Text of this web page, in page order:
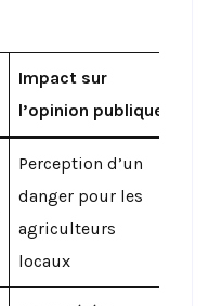
Impact sur
l’opinion publique
Perception d’un
danger pour les
agriculteurs
locaux